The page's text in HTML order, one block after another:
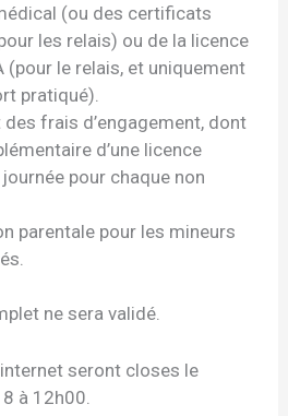
(ou des certificats
les relais) ou de la licence
(pour le relais, et uniquement
pratiqué).
des frais d’engagement, dont
d’une licence
pour chaque non
parentale pour les mineurs
ne sera validé.
seront closes le
à 12h00.